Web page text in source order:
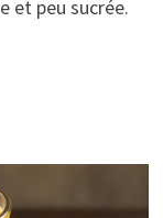
et peu sucrée.